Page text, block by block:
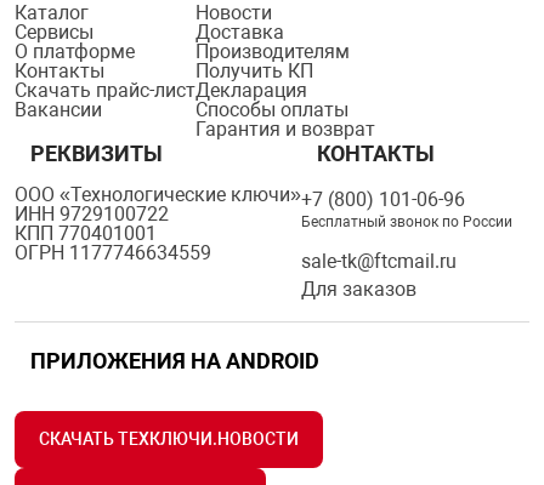
Каталог
Сервисы
О платформе
Контакты
Скачать прайс-лист
Вакансии
Новости
Доставка
Производителям
Получить КП
Декларация
Способы оплаты
Гарантия и возврат
РЕКВИЗИТЫ
ООО «Технологические ключи»
ИНН 9729100722
КПП 770401001
ОГРН 1177746634559
КОНТАКТЫ
+7 (800) 101-06-96
Бесплатный звонок по России
sale-tk@ftcmail.ru
Для заказов
ПРИЛОЖЕНИЯ НА ANDROID
СКАЧАТЬ ТЕХКЛЮЧИ.НОВОСТИ